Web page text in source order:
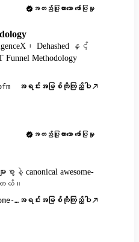
အတည်ပြုထားသော ဖော်ပြမှု
၊ Dehashed နှင့်
Funnel Methodology
အရင်းအမြစ်ကိုကြည့်ပါ
အတည်ပြုထားသော ဖော်ပြမှု
းစွာနဲ့ canonical awesome-
တယ်။
github.com/jivoi/awesome-osint အရင်းအမြစ်ကိုကြည့်ပါ